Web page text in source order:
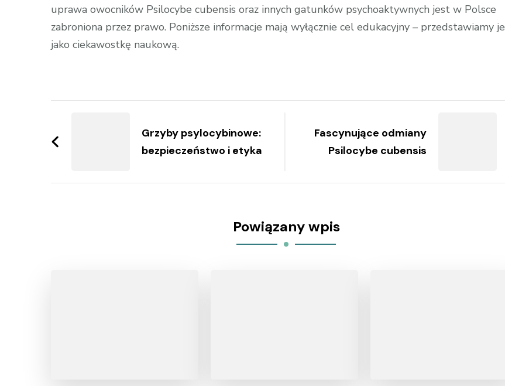
uprawa owocników Psilocybe cubensis oraz innych gatunków psychoaktywnych jest w Polsce
zabroniona przez prawo. Poniższe informacje mają wyłącznie cel edukacyjny – przedstawiamy je
jako ciekawostkę naukową.
wpisy
Grzyby psylocybinowe:
bezpieczeństwo i etyka
Fascynujące odmiany
Psilocybe cubensis
Powiązany wpis